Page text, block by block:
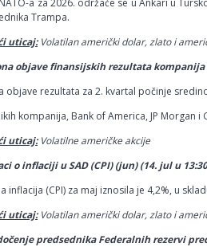
a za 2026. održaće se u Ankari u
Trampa.
uticaj:Volatilan američki dolar, zlato i
objave finansijskih rezultata kompanija
objave rezultata za 2. kvartal počinje
kompanija, Bank of America, JP Morgan
uticaj:Volatilne američke akcije
o inflaciji u SAD (CPI) (jun) (14. jul u
inflacija (CPI) za maj iznosila je 4,2%, u
uticaj:Volatilan američki dolar, zlato i
predsednika Federalnih rezervi